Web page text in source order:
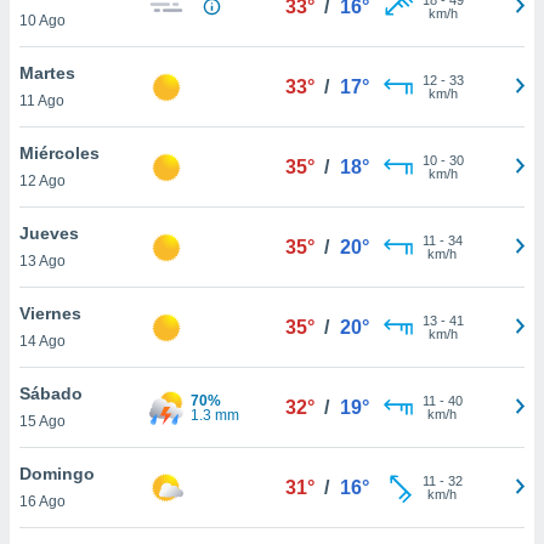
más
nuestra
y
de
disponible
cookies
aceptar
10 Ago
33° / 16°
km/h
Martes
11 Ago
33° / 17° 12- 33
km/h
Miércoles
12 Ago
35° / 18° 10- 30
km/h
Jueves
13 Ago
35° / 20° 11 - 34
km/h
Viernes
14 Ago
35° / 20° 13- 41
km/h
Sábado
15 Ago
70%
1.3 mm
32° / 19° 11 - 40
km/h
Domingo
16 Ago
31° / 16° 11 - 32
km/h